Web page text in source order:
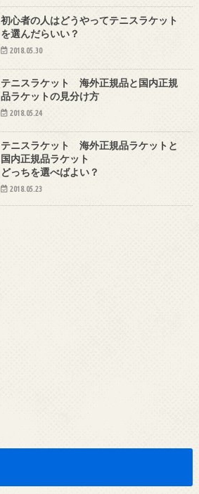
初心者の人はどうやってテニスラケット
を選んだらいい？
2018.05.30
テニスラケット 海外正規品と国内正規
品ラケットの見分け方
2018.05.24
テニスラケット 海外正規品ラケットと
国内正規品ラケット
どっちを選べばよい？
2018.05.23